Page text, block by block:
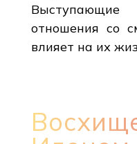
отношения со
влияет на их